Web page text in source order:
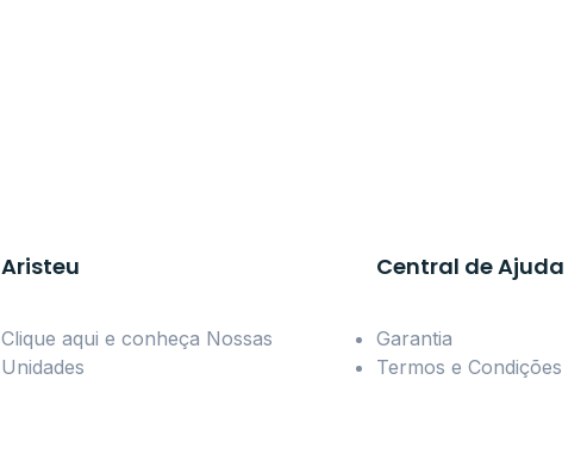
Aristeu
Clique aqui e conheça Nossas
Unidades
Central de Ajuda
Garantia
Termos e Condições